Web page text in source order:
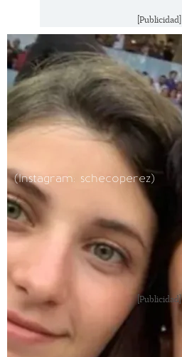
[Publicidad]
(Instagram: schecoperez)
[Publicidad]